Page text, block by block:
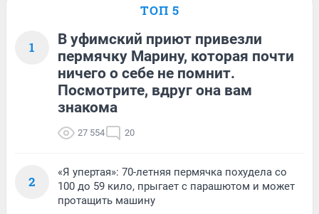
ТОП 5
1
В уфимский приют привезли
пермячку Марину, которая почти
ничего о себе не помнит.
Посмотрите, вдруг она вам
знакома
27 554 20
2
«Я упертая»: 70-летняя пермячка похудела со
100 до 59 кило, прыгает с парашютом и может
протащить машину